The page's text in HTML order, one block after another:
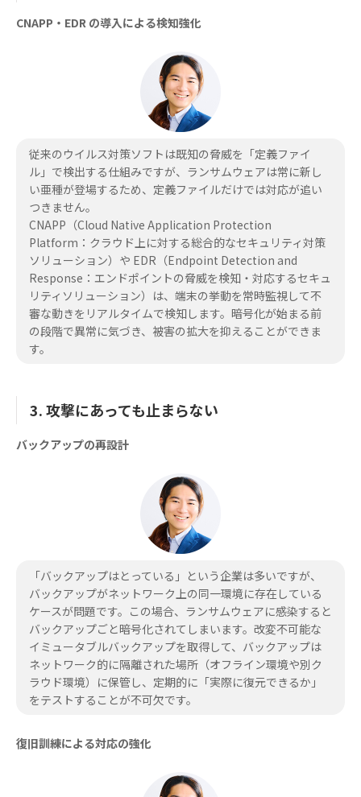
CNAPP・EDR の導入による検知強化
従来のウイルス対策ソフトは既知の脅威を「定義ファイ
ル」で検出する仕組みですが、ランサムウェアは常に新し
い亜種が登場するため、定義ファイルだけでは対応が追い
つきません。
CNAPP（Cloud Native Application Protection
Platform：クラウド上に対する総合的なセキュリティ対策
ソリューション）や EDR（Endpoint Detection and
Response：エンドポイントの脅威を検知・対応するセキュ
リティソリューション）は、端末の挙動を常時監視して不
審な動きをリアルタイムで検知します。暗号化が始まる前
の段階で異常に気づき、被害の拡大を抑えることができま
す。
3. 攻撃にあっても止まらない
バックアップの再設計
「バックアップはとっている」という企業は多いですが、
バックアップがネットワーク上の同一環境に存在している
ケースが問題です。この場合、ランサムウェアに感染すると
バックアップごと暗号化されてしまいます。改変不可能な
イミュータブルバックアップを取得して、バックアップは
ネットワーク的に隔離された場所（オフライン環境や別ク
ラウド環境）に保管し、定期的に「実際に復元できるか」
をテストすることが不可欠です。
復旧訓練による対応の強化